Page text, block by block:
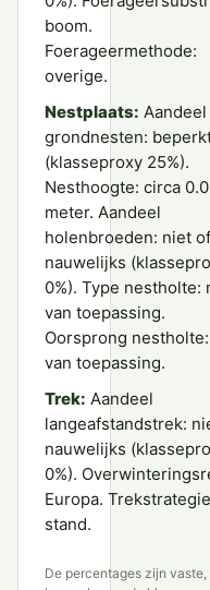
boom.
Foerageermethode:
overige.
Nestplaats: Aandeel
grondnesten:
(klasseproxy 25%).
Nesthoogte: circa
meter. Aandeel
holenbroeden: niet of
nauwelijks
0%). Type nestholte:
van toepassing.
Oorsprong
van toepassing.
Trek: Aandeel
langeafstandstrek:
nauwelijks
0%).
Europa.
stand.
De percentages zijn vaste,